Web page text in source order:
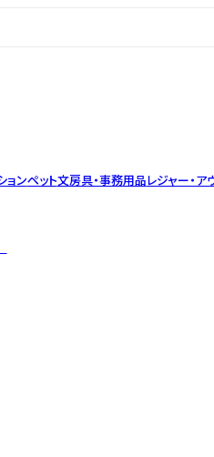
ョンペット文房具・事務用品レジャー・ア